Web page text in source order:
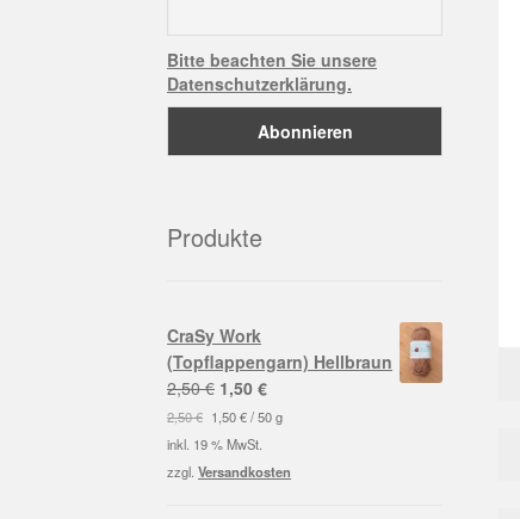
Bitte beachten Sie unsere
Datenschutzerklärung.
Produkte
CraSy Work
(Topflappengarn) Hellbraun
2,50€ Ursprünglicher
Preis
war:
2,50 €
1,50€Aktueller
Preis
1,50 €.
2,50€ 1,50€/50 g
inkl. 19 % MwSt.
zzgl.Versandkosten